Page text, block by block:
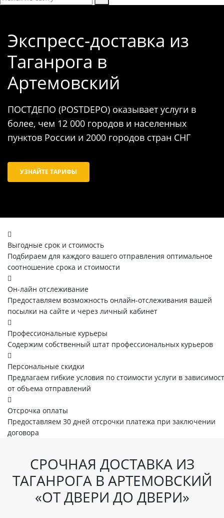
Экспресс-доставка из
Таганрога в
Артемовский
ПОСТДЕПО (POSTDEPO) оказывает услуги в
более, чем 12 000 городов и населенных
пунктов России и 2000 городов стран СНГ
УЗНАЙТЕ ТАРИФЫ
Выгодные срок и стоимость
Подбираем для каждого вашего отправления оптимальное
соотношение срока и стоимости
Он-лайн отслеживание
Предоставляем возможность онлайн-отслеживания вашей
посылки на сайте и через личный кабинет
Профессиональные курьеры
Содержим собственный штат профессиональных курьеров
Персональные скидки
Предлагаем гибкие условия по стоимости услуги в
от объема отправлений
Отсрочка оплаты
Предоставляем 30 дней отсрочки платежа при заключении
договора
СРОЧНАЯ ДОСТАВКА ИЗ
ТАГАНРОГА В АРТЕМОВСКИЙ
«ОТ ДВЕРИ ДО ДВЕРИ»